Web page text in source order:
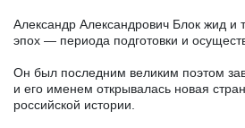
Александр Александрович Блок жид и
эпох — периода подготовки и
Он был последним великим поэтом
и его именем открывалась новая
российской истории.